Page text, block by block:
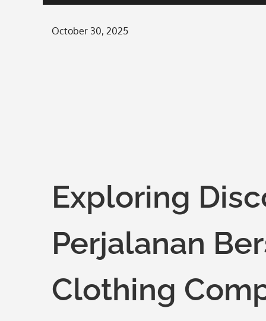
Posted
October 30, 2025
Exploring
Perjalanan
Clothing